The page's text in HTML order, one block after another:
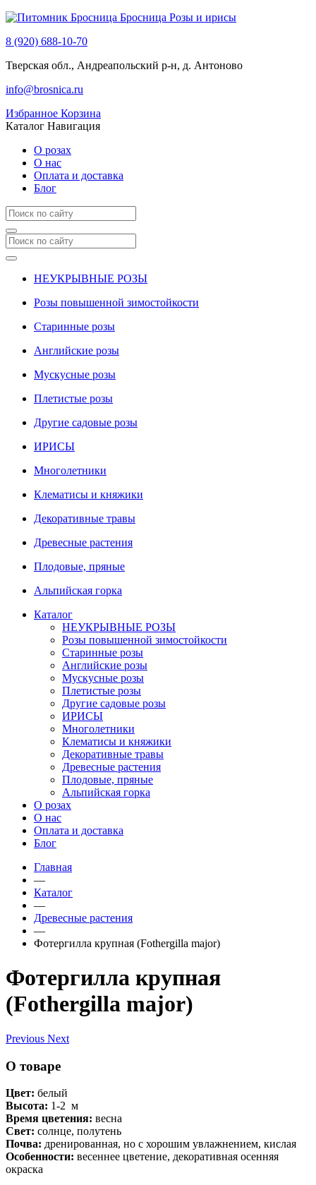
Бросница Розы и ирисы
8 (920) 688-10-70
Тверская обл., Андреапольский р-н, д. Антоново
info@brosnica.ru
Избранное Корзина
Каталог Навигация
О розах
О нас
Оплата и доставка
Блог
НЕУКРЫВНЫЕ РОЗЫ
Розы повышенной зимостойкости
Старинные розы
Английские розы
Мускусные розы
Плетистые розы
Другие садовые розы
ИРИСЫ
Многолетники
Клематисы и княжики
Декоративные травы
Древесные растения
Плодовые, пряные
Альпийская горка
Каталог
НЕУКРЫВНЫЕ РОЗЫ
Розы повышенной зимостойкости
Старинные розы
Английские розы
Мускусные розы
Плетистые розы
Другие садовые розы
ИРИСЫ
Многолетники
Клематисы и княжики
Декоративные травы
Древесные растения
Плодовые, пряные
Альпийская горка
О розах
О нас
Оплата и доставка
Блог
Главная
—
Каталог
—
Древесные растения
—
Фотергилла крупная (Fothergilla major)
Фотергилла крупная
(Fothergilla major)
Previous Next
О товаре
Цвет: белый
Высота: 1-2 м
Время цветения: весна
Свет: солнце, полутень
Почва: дренированная, но с хорошим увлажнением, кислая
Особенности: весеннее цветение, декоративная осенняя
окраска